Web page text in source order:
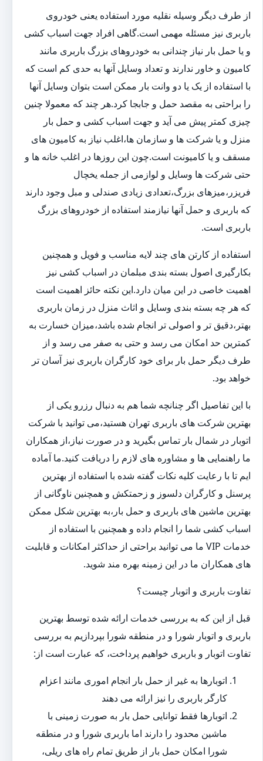
از طرف دیگر وسیله نقلیه مورد استفاده یعنی خودروی
باربری نیز مسئله مهمی است.گاهی افراد جهت اسباب کشی
و یا حمل بار نیاز چندانی به خودروهای بزرگ باربری مانند
کامیون و خاور ندارند و تعداد وسایل آنها به حدی کم است که
با استفاده از یک یا دو وانت بار ممکن است بتوان وسایل آنها
را براحتی به مقصد حمل و جابجا کرد.هر چند که معمولا چنین
چیزی کمتر پیش می آید و جهت اسباب کشی و حمل بار
منزل و یا شرکت ها و سازمان ها،اغلب نیاز به کامیون های
مسقف و یا کامیونت است.چون این روزها در اغلب خانه ها و
حتی شرکت ها وسایل و لوازمی از جمله یخچال
فریزر،میزهای بزرگ،تعدادی زیادی صندلی و مبل وجود دارند
که باربری و حمل آنها نیازمند استفاده از خودروهای بزرگ
باربری است.
استفاده از کارتن های چند لایه مناسب و فویل و همچنین
بکارگیری اصول بسته بندی مبلمان در اسباب کشی نیز
اهمیت خاصی در این میان دارد.این نکته حائز اهمیت است
که هر چه بسته بندی وسایل و اثاث منزل در زمان باربری
بهتر،دقیق تر و اصولی تر انجام شده باشد،میزان خسارت به
کمترین حد امکان می رسد و حتی به صفر می رسد و از
طرف دیگر حمل بار برای خود کارگران باربری نیز آسان تر
خواهد بود.
با این تفاصیل اگر چنانچه شما هم به دنبال رزرو یکی از
بهترین شرکت های باربری تهران هستید،می توانید با شرکت
اتوبار در شمال بار تماس بگیرید و در صورت نیاز،از همکاران
ما راهنمایی ها و مشاوره های لازم را دریافت کنید.ما آماده
ایم تا با رعایت کلیه نکات گفته شده با استفاده از بهترین
پرسنل و کارگران دلسوز و زحمتکش و همچنین ناوگانی از
بهترین ماشین های باربری و حمل بار،به بهترین شکل ممکن
اسباب کشی شما را انجام داده و همچنین با استفاده از
خدمات VIP ما می توانید براحتی از حداکثر امکانات و قابلیت
های همکاران ما در این زمینه بهره مند شوید.
تفاوت باربری و اتوبار چیست؟
قبل از این که به بررسی خدمات ارائه شده توسط بهترین
باربری و اتوبار شورا و در منطقه شورا بپردازیم به بررسی
تفاوت اتوبار و باربری خواهیم پرداخت، که عبارت است از:
اتوبارها به غیر از حمل بار انجام اموری مانند اعزام
کارگر باربری را نیز ارائه می دهند
اتوبارها فقط توانایی حمل بار به صورت زمینی با
ماشین محدود را دارند اما باربری شورا و در منطقه
شورا امکان حمل بار از طریق تمام راه های ریلی،